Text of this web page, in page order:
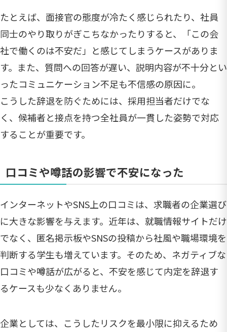
たとえば、面接官の態度が冷たく感じられたり、社員
同士のやり取りがぎこちなかったりすると、「この会
社で働くのは不安だ」と感じてしまうケースがありま
す。また、質問への回答が遅い、説明内容が不十分とい
ったコミュニケーション不足も不信感の原因に。
こうした辞退を防ぐためには、採用担当者だけでな
く、候補者と接点を持つ全社員が一貫した姿勢で対応
することが重要です。
口コミや噂話の影響で不安になった
インターネットやSNS上の口コミは、求職者の企業選び
に大きな影響を与えます。近年は、就職情報サイトだけ
でなく、匿名掲示板やSNSの投稿から社風や職場環境を
判断する学生も増えています。そのため、ネガティブな
口コミや噂話が広がると、不安を感じて内定を辞退す
るケースも少なくありません。
企業としては、こうしたリスクを最小限に抑えるため